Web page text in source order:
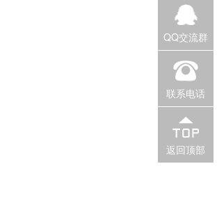
QQ交流群
联系电话
返回顶部